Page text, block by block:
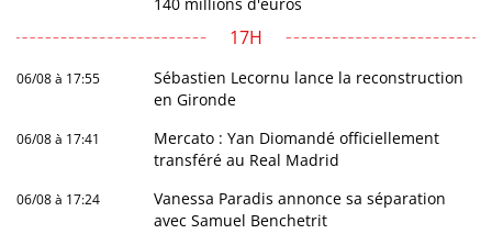
17H
06/08 à 17:55
Sébastien Lecornu lance la reconstruction
en Gironde
06/08 à 17:41
Mercato : Yan Diomandé officiellement
transféré au Real Madrid
06/08 à 17:24
Vanessa Paradis annonce sa séparation
avec Samuel Benchetrit